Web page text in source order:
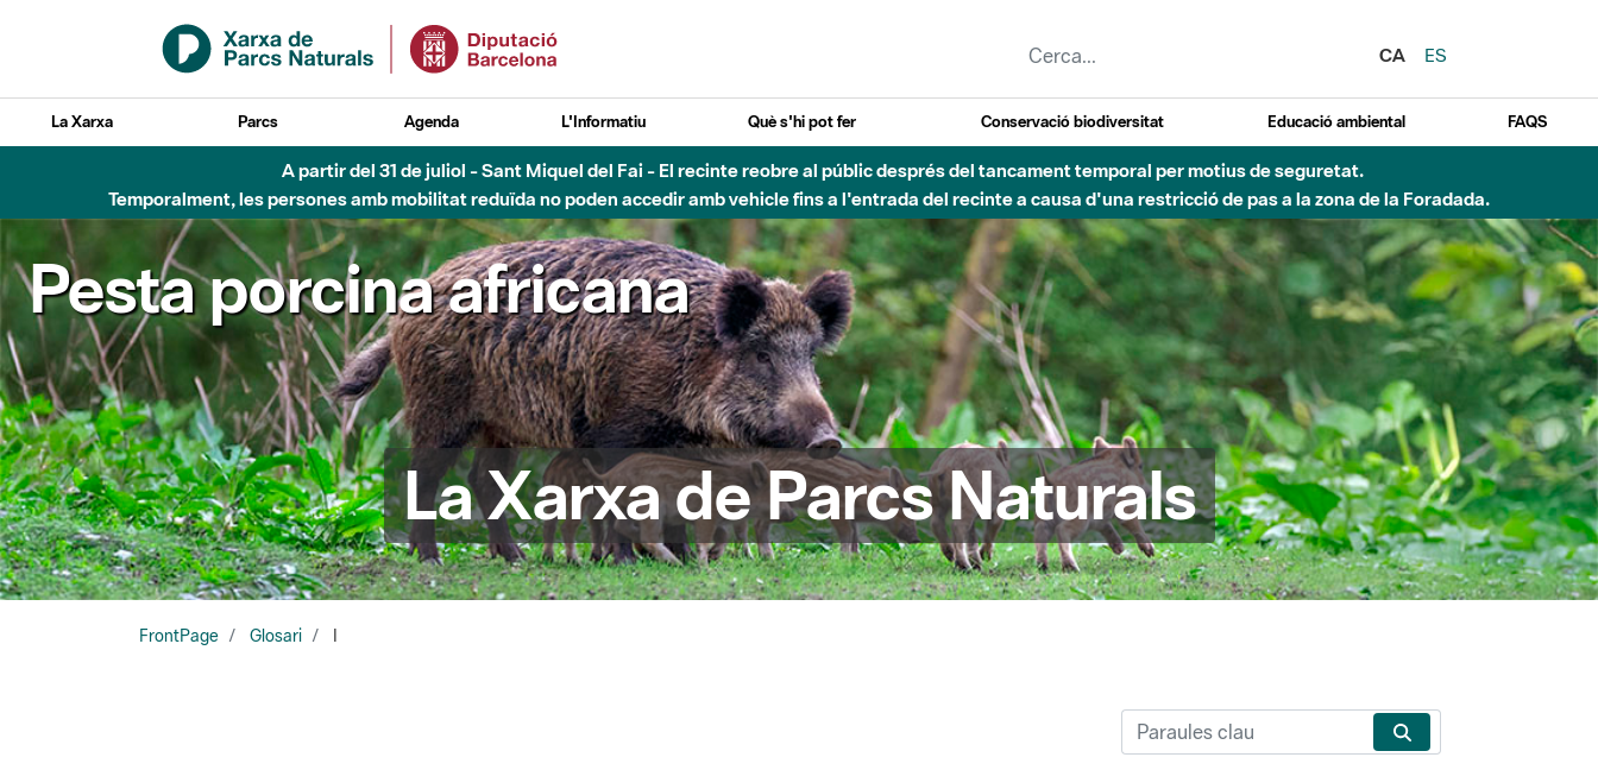
Salta al contingut principal
CA
ES
La Xarxa Parcs Agenda L'Informatiu Què s'hi pot fer Conservació biodiversitat Educació ambiental FAQS
A partir del 31 de juliol - Sant Miquel del Fai - El recinte reobre al públic després del tancament temporal per motius de seguretat.
Temporalment, les persones amb mobilitat reduïda no poden accedir amb vehicle fins a l'entrada del recinte a causa d'una restricció de pas a la zona de la Foradada.
Pesta porcina africana
La Xarxa de Parcs Naturals
FrontPage Glosari